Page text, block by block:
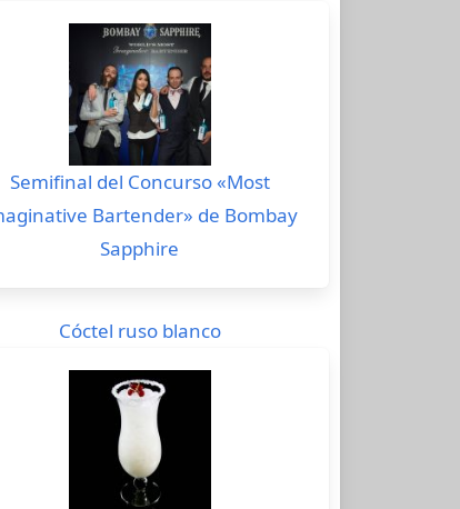
Semifinal del Concurso «Most
Bartender» de Bombay
Sapphire
Cóctel ruso blanco